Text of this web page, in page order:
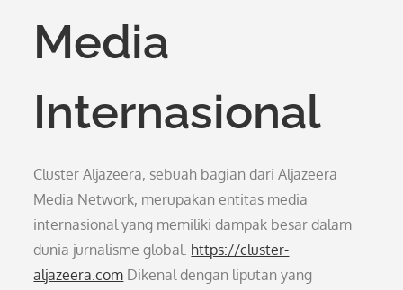
Media
Internasional
Cluster Aljazeera, sebuah bagian dari Aljazeera
Media Network, merupakan entitas media
internasional yang memiliki dampak besar dalam
dunia jurnalisme global. https://cluster-
aljazeera.com Dikenal dengan liputan yang